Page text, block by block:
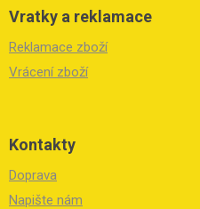
Vratky a reklamace
Reklamace zboží
Vrácení zboží
Kontakty
Doprava
Napište nám